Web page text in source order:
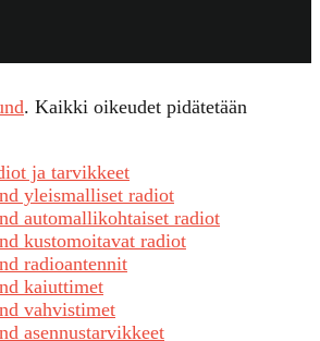
. Kaikki oikeudet pidätetään
ja tarvikkeet
yleismalliset radiot
automallikohtaiset radiot
kustomoitavat radiot
radioantennit
kaiuttimet
vahvistimet
asennustarvikkeet